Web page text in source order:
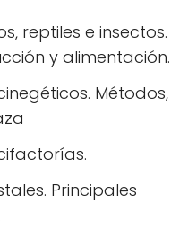
reptiles e insectos.
y alimentación.
Métodos,
Principales